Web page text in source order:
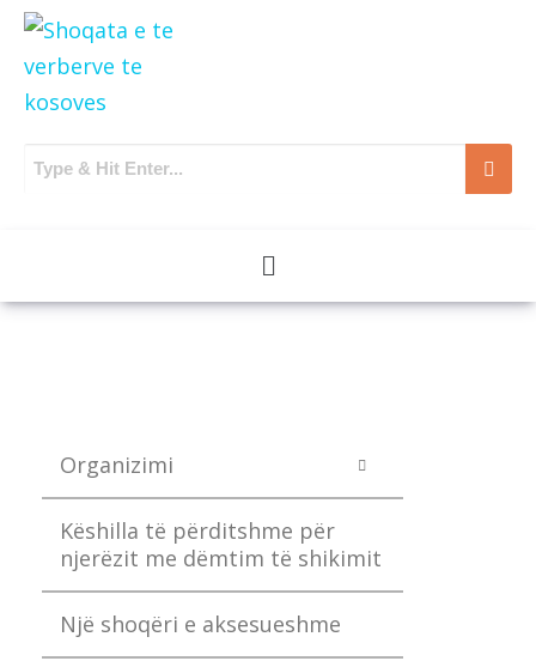
Organizimi
Këshilla të përditshme për
njerëzit me dëmtim të shikimit
Një shoqëri e aksesueshme